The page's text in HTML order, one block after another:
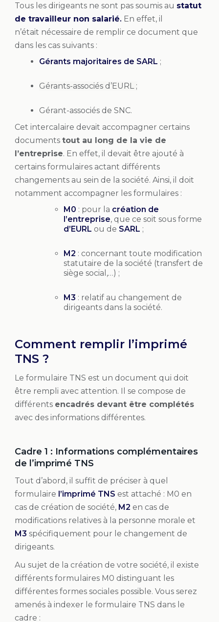
Tous les dirigeants ne sont pas soumis au statut
de travailleur non salarié. En effet, il
n’était nécessaire de remplir ce document que
dans les cas suivants :
Gérants majoritaires de SARL ;
Gérants-associés d’EURL ;
Gérant-associés de SNC.
Cet intercalaire devait accompagner certains
documents tout au long de la vie de
l’entreprise. En effet, il devait être ajouté à
certains formulaires actant différents
changements au sein de la société. Ainsi, il doit
notamment accompagner les formulaires :
M0 : pour la création de
l’entreprise, que ce soit sous forme
d’EURL ou de SARL ;
M2 : concernant toute modification
statutaire de la société (transfert de
siège social,…) ;
M3 : relatif au changement de
dirigeants dans la société.
Comment remplir l’imprimé
TNS ?
Le formulaire TNS est un document qui doit
être rempli avec attention. Il se compose de
différents encadrés devant être complétés
avec des informations différentes.
Cadre 1 : Informations complémentaires
de l’imprimé TNS
Tout d’abord, il suffit de préciser à quel
formulaire l’imprimé TNS est attaché : M0 en
cas de création de société, M2 en cas de
modifications relatives à la personne morale et
M3 spécifiquement pour le changement de
dirigeants.
Au sujet de la création de votre société, il existe
différents formulaires M0 distinguant les
différentes formes sociales possible. Vous serez
amenés à indexer le formulaire TNS dans le
cadre :